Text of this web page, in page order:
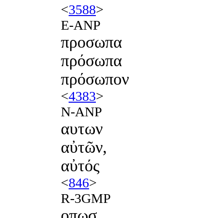
<3588>
E-ANP
προσωπα
πρόσωπα
πρόσωπον
<4383>
N-ANP
αυτων
αὐτῶν,
αὐτός
<846>
R-3GMP